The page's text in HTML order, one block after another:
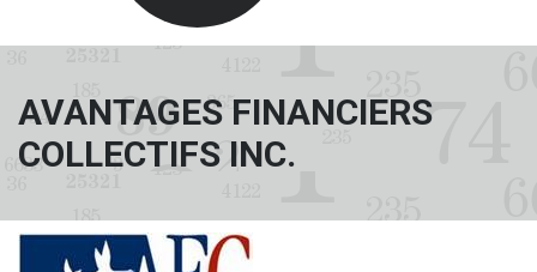
AVANTAGES FINANCIERS
COLLECTIFS INC.